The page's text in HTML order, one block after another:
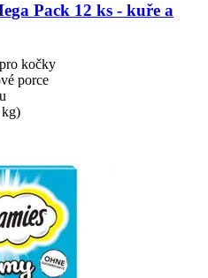
Pack 12 ks -​ kuře a
kočky
porce